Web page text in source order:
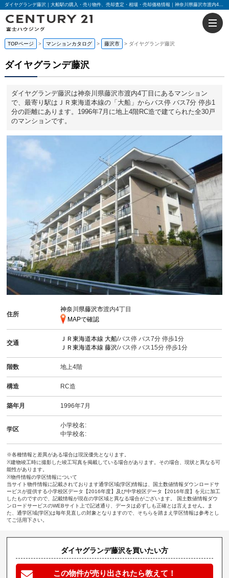
ダイヤグランデ藤沢｜大船駅の購入・売り物件、売却査定・相場・売却価格情報｜神奈川県藤沢市渡内4丁目のマンション情報｜センチュリー21富士ハウジング
TOPページ マンションカタログ 藤沢市 ダイヤグランデ藤沢
ダイヤグランデ藤沢
ダイヤグランデ藤沢は神奈川県藤沢市渡内4丁目にあるマンション
で、最寄り駅はＪＲ東海道本線の「大船」からバス停 バス7分 停歩1
分の距離にあります。1996年7月に地上4階RC造で建てられた全30戸
のマンションです。
住所
神奈川県藤沢市渡内4丁目
MAPで確認
交通
ＪＲ東海道本線大船/バス停 バス7分 停歩1分
ＪＲ東海道本線藤沢/バス停 バス15分 停歩1分
階数 地上4階
構造 RC造
築年月 1996年7月
学区
小学校名:
中学校名:
※各種情報と差異がある場合は現況優先となります。
※建物竣工時に撮影した竣工写真を掲載している場合があります。その場合、現状と異なる可
能性があります。
※物件情報の学区情報について
当サイト物件情報に記載されております通学区域(学区)情報は、国土数値情報ダウンロードサ
ービスが提供する小学校区データ【2016年度】及び中学校区データ【2016年度】を元に加工
したものですので、記載情報が現在の学区域と異なる場合がございます。 国土数値情報ダウ
ンロードサービスのWEBサイト上で記述通り、データは必ずしも正確とは言えません。ま
た、通学区域(学区)は毎年見直しの対象となりますので、そちらを踏まえ学区情報は参考とし
てご活用下さい。
ダイヤグランデ藤沢を買いたい方
この物件が売り出されたら教えて！